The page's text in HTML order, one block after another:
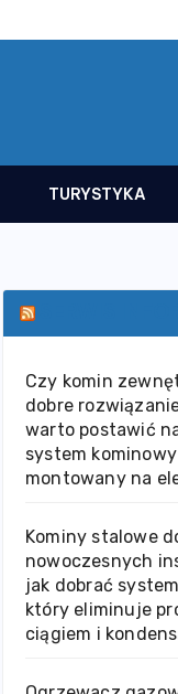
TURYSTYKA
Czy komin
dobre
warto postawić
system kominowy
montowany na
Kominy stalowe
nowoczesnych
jak dobrać
który eliminuje
ciągiem i